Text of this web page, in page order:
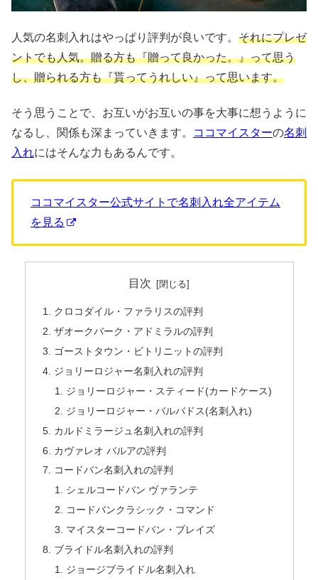
人気の名刺入れはやっぱり評判が良いです。 それにプレゼ
ントでも人気。贈る方も『贈って良かった。』って思う
し、贈られる方も『貰ってうれしい』って思います。
そう思うことで、お互いがお互いの事を大事に想うように
なるし、関係も深まっていきます。
ココマイスターの名刺
入れにはそんな力もあるんです。
ココマイスター公式サイトで名刺入れ全アイテム
を見る
目次
クロコダイル・ファラリスの評判
ザオークバーク・アドミラルの評判
ゴーストタウン・ビトリニットの評判
ジョリーロジャー名刺入れの評判
ジョリーロジャー・スティード(カードケース)
ジョリーロジャー・バルバドス(名刺入れ)
カルドミラージュ名刺入れの評判
カヴァレオ バルアの評判
コードバン名刺入れの評判
シェルコードバン ヴァランテ
コードバンクラシック・コマンド
マイスターコードバン・ブレイズ
ブライドル名刺入れの評判
ジョージブライドル名刺入れ